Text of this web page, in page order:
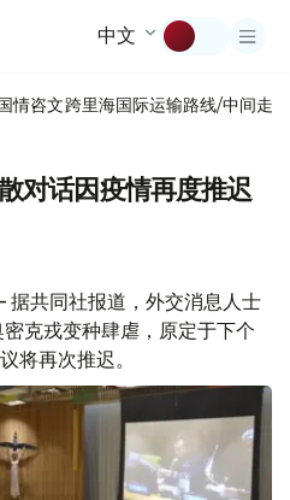
中文
情咨文跨里海国际运输路线/中间走廊
对话因疫情再度推迟
共同社报道，外交消息人士
克戎变种肆虐，原定于下个
将再次推迟。